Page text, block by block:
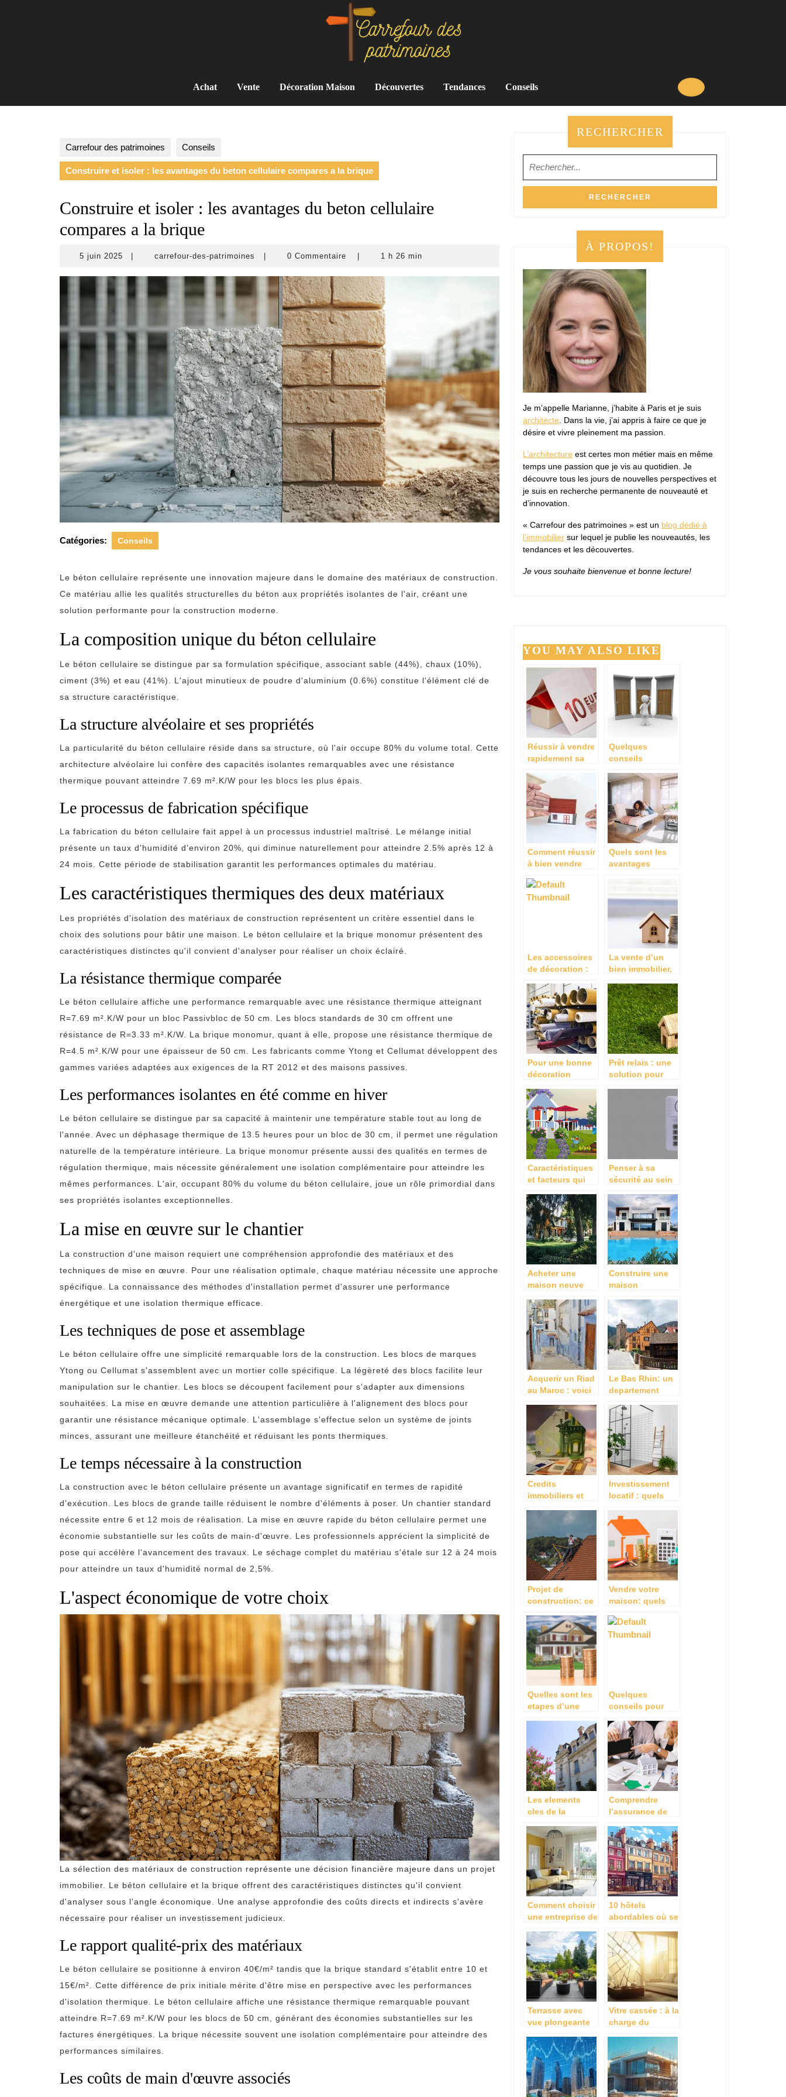
Achat Vente Décoration Maison Découvertes Tendances Conseils
Carrefour des patrimoines Conseils
Construire et isoler : les avantages du beton cellulaire compares a la brique
Construire et isoler : les avantages du beton cellulaire
compares a la brique
5 juin 2025
5
2025
carrefour-des-patrimoines
carrefour-
patrimoines
0 Commentaire 1 h 26 min
Catégories: Conseils
Le béton cellulaire représente une innovation majeure dans le domaine des matériaux de construction.
Ce matériau allie les qualités structurelles du béton aux propriétés isolantes de l'air, créant une
solution performante pour la construction moderne.
La composition unique du béton cellulaire
Le béton cellulaire se distingue par sa formulation spécifique, associant sable (44%), chaux (10%),
ciment (3%) et eau (41%). L'ajout minutieux de poudre d'aluminium (0.6%) constitue l'élément clé de
sa structure caractéristique.
La structure alvéolaire et ses propriétés
La particularité du béton cellulaire réside dans sa structure, où l'air occupe 80% du volume total. Cette
architecture alvéolaire lui confère des capacités isolantes remarquables avec une résistance
thermique pouvant atteindre 7.69 m².K/W pour les blocs les plus épais.
Le processus de fabrication spécifique
La fabrication du béton cellulaire fait appel à un processus industriel maîtrisé. Le mélange initial
présente un taux d'humidité d'environ 20%, qui diminue naturellement pour atteindre 2.5% après 12 à
24 mois. Cette période de stabilisation garantit les performances optimales du matériau.
Les caractéristiques thermiques des deux matériaux
Les propriétés d'isolation des matériaux de construction représentent un critère essentiel dans le
choix des solutions pour bâtir une maison. Le béton cellulaire et la brique monomur présentent des
caractéristiques distinctes qu'il convient d'analyser pour réaliser un choix éclairé.
La résistance thermique comparée
Le béton cellulaire affiche une performance remarquable avec une résistance thermique atteignant
R=7.69 m².K/W pour un bloc Passivbloc de 50 cm. Les blocs standards de 30 cm offrent une
résistance de R=3.33 m².K/W. La brique monomur, quant à elle, propose une résistance thermique de
R=4.5 m².K/W pour une épaisseur de 50 cm. Les fabricants comme Ytong et Cellumat développent des
gammes variées adaptées aux exigences de la RT 2012 et des maisons passives.
Les performances isolantes en été comme en hiver
Le béton cellulaire se distingue par sa capacité à maintenir une température stable tout au long de
l'année. Avec un déphasage thermique de 13.5 heures pour un bloc de 30 cm, il permet une régulation
naturelle de la température intérieure. La brique monomur présente aussi des qualités en termes de
régulation thermique, mais nécessite généralement une isolation complémentaire pour atteindre les
mêmes performances. L'air, occupant 80% du volume du béton cellulaire, joue un rôle primordial dans
ses propriétés isolantes exceptionnelles.
La mise en œuvre sur le chantier
La construction d'une maison requiert une compréhension approfondie des matériaux et des
techniques de mise en œuvre. Pour une réalisation optimale, chaque matériau nécessite une approche
spécifique. La connaissance des méthodes d'installation permet d'assurer une performance
énergétique et une isolation thermique efficace.
Les techniques de pose et assemblage
Le béton cellulaire offre une simplicité remarquable lors de la construction. Les blocs de marques
Ytong ou Cellumat s'assemblent avec un mortier colle spécifique. La légèreté des blocs facilite leur
manipulation sur le chantier. Les blocs se découpent facilement pour s'adapter aux dimensions
souhaitées. La mise en œuvre demande une attention particulière à l'alignement des blocs pour
garantir une résistance mécanique optimale. L'assemblage s'effectue selon un système de joints
minces, assurant une meilleure étanchéité et réduisant les ponts thermiques.
Le temps nécessaire à la construction
La construction avec le béton cellulaire présente un avantage significatif en termes de rapidité
d'exécution. Les blocs de grande taille réduisent le nombre d'éléments à poser. Un chantier standard
nécessite entre 6 et 12 mois de réalisation. La mise en œuvre rapide du béton cellulaire permet une
économie substantielle sur les coûts de main-d'œuvre. Les professionnels apprécient la simplicité de
pose qui accélère l'avancement des travaux. Le séchage complet du matériau s'étale sur 12 à 24 mois
pour atteindre un taux d'humidité normal de 2,5%.
L'aspect économique de votre choix
La sélection des matériaux de construction représente une décision financière majeure dans un projet
immobilier. Le béton cellulaire et la brique offrent des caractéristiques distinctes qu'il convient
d'analyser sous l'angle économique. Une analyse approfondie des coûts directs et indirects s'avère
nécessaire pour réaliser un investissement judicieux.
Le rapport qualité-prix des matériaux
Le béton cellulaire se positionne à environ 40€/m² tandis que la brique standard s'établit entre 10 et
15€/m². Cette différence de prix initiale mérite d'être mise en perspective avec les performances
d'isolation thermique. Le béton cellulaire affiche une résistance thermique remarquable pouvant
atteindre R=7.69 m².K/W pour les blocs de 50 cm, générant des économies substantielles sur les
factures énergétiques. La brique nécessite souvent une isolation complémentaire pour atteindre des
performances similaires.
Les coûts de main d'œuvre associés
RECHERCHER
for:
À PROPOS!
Je m’appelle Marianne, j’habite à Paris et je suis
architecte . Dans la vie, j’ai appris à faire ce que je
désire et vivre pleinement ma passion.
L’architecture est certes mon métier mais en même
temps une passion que je vis au quotidien. Je
découvre tous les jours de nouvelles perspectives et
je suis en recherche permanente de nouveauté et
d’innovation.
« Carrefour des patrimoines » est un blog dédié à
l’immobilier sur lequel je publie les nouveautés, les
tendances et les découvertes.
Je vous souhaite bienvenue et bonne lecture!
YOU MAY ALSO LIKE
Réussir à vendre
rapidement sa
Quelques
conseils
une recherche
d’appartement
Comment réussir
à bien vendre
immobilier ?
Quels sont les
avantages
Les accessoires
de décoration :
procéder?
La vente d’un
bien immobilier,
passe ?
Pour une bonne
décoration
pour le papier
peint
Prêt relais : une
solution pour
avant la revente
Caractéristiques
et facteurs qui
valeur de la
maison
Penser à sa
sécurité au sein
immobilier au
moment de
l’achat, les
conseils.
Acheter une
maison neuve
faites appel a un
promoteur
immobilier
Construire une
maison
pourquoi est-ce
en vogue en ce
moment ?
Acquerir un Riad
au Maroc : voici
conseils utiles
Le Bas Rhin: un
departement
charme et atouts
ou il fait bon
vivre et
s’installer.
Credits
immobiliers et
: Que retenir en
Investissement
locatif : quels
avantages d’un
projet clé en
main ?
Projet de
construction: ce
Vendre votre
maison: quels
diagnostics que
vous devez faire
Quelles sont les
etapes d’une
immobiliere ?
Quelques
conseils pour
d’un bien
immobilier
Les elements
cles de la
a paris
Comprendre
l’assurance de
son
fonctionnement
Comment choisir
une entreprise de
Angers pour vos
projets de
rénovation ?
10 hôtels
abordables où se
quartier Soho à
Londres en 2024
Terrasse avec
vue plongeante
réglementation et
solutions pour
respecter la vie
privée
Vitre cassée : à la
charge du
du locataire ?
Sanctions et
recours
possibles